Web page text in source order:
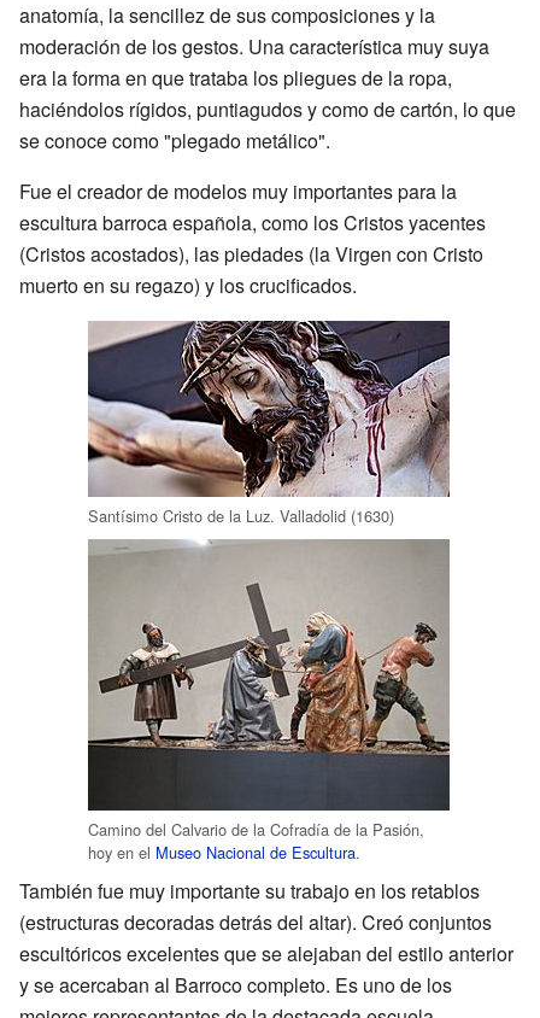
anatomía, la sencillez de sus composiciones y la
moderación de los gestos. Una característica muy suya
era la forma en que trataba los pliegues de la ropa,
haciéndolos rígidos, puntiagudos y como de cartón, lo que
se conoce como "plegado metálico".
Fue el creador de modelos muy importantes para la
escultura barroca española, como los Cristos yacentes
(Cristos acostados), las piedades (la Virgen con Cristo
muerto en su regazo) y los crucificados.
Santísimo Cristo de la Luz. Valladolid (1630)
Camino del Calvario de la Cofradía de la Pasión,
hoy en el Museo Nacional de Escultura.
También fue muy importante su trabajo en los retablos
(estructuras decoradas detrás del altar). Creó conjuntos
escultóricos excelentes que se alejaban del estilo anterior
y se acercaban al Barroco completo. Es uno de los